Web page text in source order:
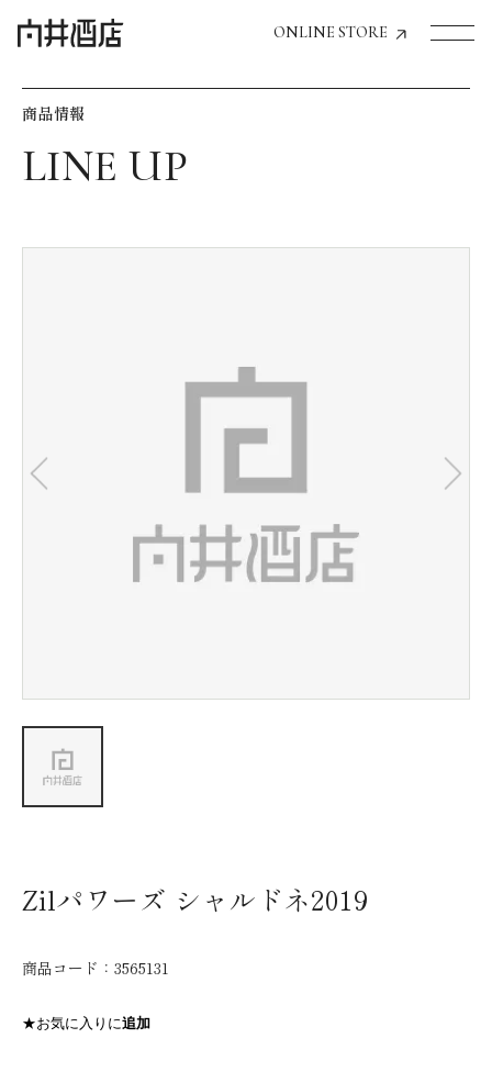
ONLINE STORE
飲食店経営のお客様
お気に入り機能の活用方法
会社情報
商品情報
Zilパワーズ シャルドネ2019
商品コード： 3565131
★お気に入りに追加